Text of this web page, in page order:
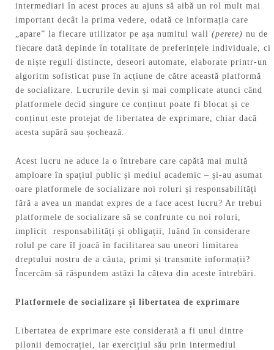
intermediari în acest proces au ajuns să aibă un rol mult mai
important decât la prima vedere, odată ce informația care
„apare” la fiecare utilizator pe așa numitul wall (perete) nu de
fiecare dată depinde în totalitate de preferințele individuale, ci
de niște reguli distincte, deseori automate, elaborate printr-un
algoritm sofisticat puse în acțiune de către această platformă
de socializare. Lucrurile devin și mai complicate atunci când
platformele decid singure ce conținut poate fi blocat și ce
conținut este protejat de libertatea de exprimare, chiar dacă
acesta supără sau șochează.
Acest lucru ne aduce la o întrebare care capătă mai multă
amploare în spațiul public și mediul academic – și-au asumat
oare platformele de socializare noi roluri și responsabilități
fără a avea un mandat expres de a face acest lucru? Ar trebui
platformele de socializare să se confrunte cu noi roluri,
implicit responsabilități și obligații, luând în considerare
rolul pe care îl joacă în facilitarea sau uneori limitarea
dreptului nostru de a căuta, primi și transmite informații?
Încercăm să răspundem astăzi la câteva din aceste întrebări.
Platformele de socializare și libertatea de exprimare
Libertatea de exprimare este considerată a fi unul dintre
pilonii democrației, iar exercițiul său prin intermediul